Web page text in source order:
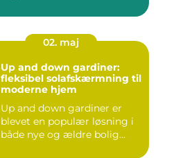
02. maj
Up and down gardiner:
fleksibel solafskærmning til
moderne hjem
Up and down gardiner er
blevet en populær løsning i
både nye og ældre bolig...